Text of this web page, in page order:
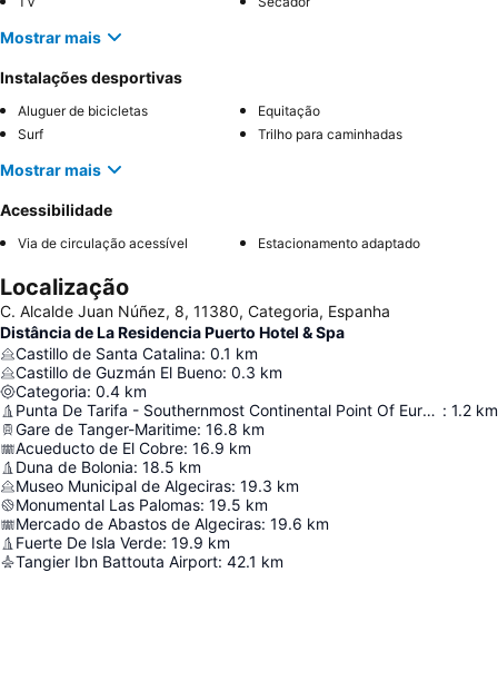
Mostrar mais
Instalações desportivas
Aluguer de bicicletas
Equitação
Surf
Trilho para caminhadas
Mostrar mais
Acessibilidade
Via de circulação acessível Estacionamento adaptado
Localização
C. Alcalde Juan Núñez, 8, 11380, Categoria, Espanha
Distância de La Residencia Puerto Hotel & Spa
Castillo de Santa Catalina: 0.1 km
Castillo de Guzmán El Bueno: 0.3 km
Categoria: 0.4 km
Punta De Tarifa - Southernmost Continental Point Of Europe : 1.2 km
Gare de Tanger-Maritime: 16.8 km
Acueducto de El Cobre: 16.9 km
Duna de Bolonia: 18.5 km
Museo Municipal de Algeciras: 19.3 km
Monumental Las Palomas: 19.5 km
Mercado de Abastos de Algeciras: 19.6 km
Fuerte De Isla Verde: 19.9 km
Tangier Ibn Battouta Airport: 42.1 km